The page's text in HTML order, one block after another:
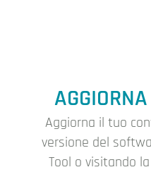
Aggiorna il tuo
versione del
Tool o visitando